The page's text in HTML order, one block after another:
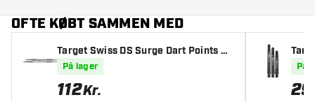
OFTE KØBT SAMMEN MED
Target Swiss DS Surge Dart Points Sil
ver
På lager
112Kr.
På
29